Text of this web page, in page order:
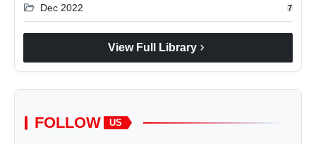
folder_open Dec 2022 7
View Full Library chevron_right
FOLLOW US